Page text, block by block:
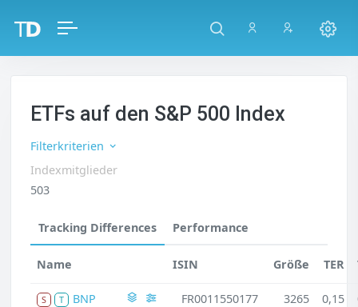
ETFs auf den S&P 500 Index
Filterkriterien
Indexmitglieder
503
Tracking Differences Performance
Name ISIN Größe TER
S T
BNP
FR0011550177 3265 0,15